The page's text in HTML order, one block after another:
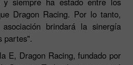
Dragon Racing. Por lo tanto,
brindará la sinergía
partes".
E, Dragon Racing, fundado por